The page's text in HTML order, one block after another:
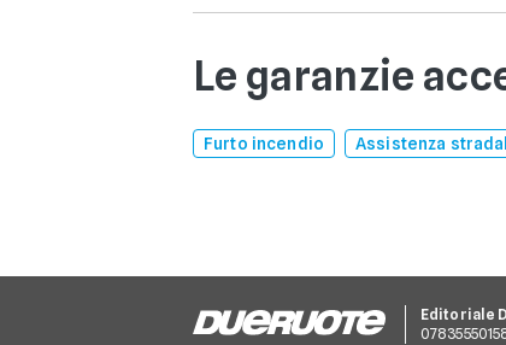
Le garanzie
Furto incendio Assistenza
Editoriale